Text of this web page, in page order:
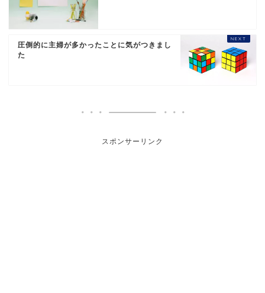
圧倒的に主婦が多かったことに気がつきまし
た
スポンサーリンク